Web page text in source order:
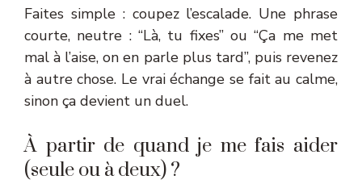
Faites simple : coupez l’escalade. Une phrase
courte, neutre : “Là, tu fixes” ou “Ça me met
mal à l’aise, on en parle plus tard”, puis revenez
à autre chose. Le vrai échange se fait au calme,
sinon ça devient un duel.
À partir de quand je me fais aider
(seule ou à deux) ?